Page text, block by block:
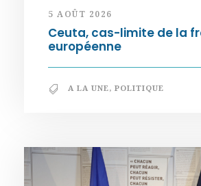
5 AOÛT 2026
Ceuta, cas-limite de la
européenne
A LA UNE, POLITIQUE